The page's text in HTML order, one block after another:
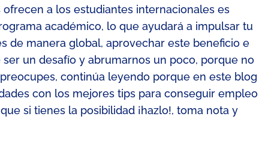
a los estudiantes internacionales es
académico, lo que ayudará a impulsar tu
de manera global, aprovechar este beneficio e
ser un desafío y abrumarnos un poco, porque no
, continúa leyendo porque en este blog
con los mejorestips para conseguir empleo
si tienes la posibilidad ¡hazlo!, toma nota y